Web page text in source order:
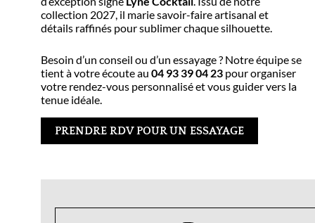
collection 2027, il marie savoir-faire artisanal et
détails raffinés pour sublimer chaque silhouette.
Besoin d’un conseil ou d’un essayage ? Notre équipe se
tient à votre écoute au 04 93 39 04 23 pour organiser
votre rendez-vous personnalisé et vous guider vers la
tenue idéale.
PRENDRE RDV POUR UN ESSAYAGE